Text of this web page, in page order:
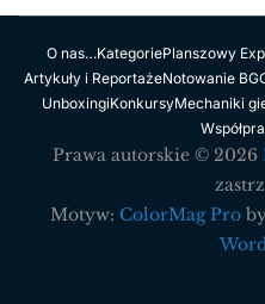
O nas…KategoriePlanszowy
Artykuły i ReportażeNotowanie
UnboxingiKonkursyMechaniki
Prawa autorskie © 2026
Motyw: ColorMag Pro